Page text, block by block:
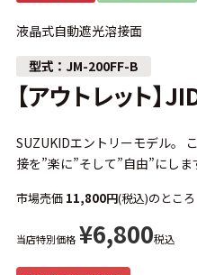
液晶式自動遮光溶接面
JM-200FF-B
【アウトレット】
SUZUKIDエントリーモデル。
接を”楽に”そして”自由”にしま
市場売価 11,800円(税込)のところ
当店特別価格 ¥6,800税込